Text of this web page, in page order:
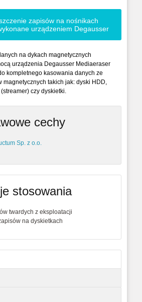
zapisów na nośnikach
urządzeniem Degausser
na dykach magnetycznych
urządzenia Degausser Mediaeraser
kompletnego kasowania danych ze
magnetycznych takich jak: dyski HDD,
czy dyskietki.
cechy
Sp. z o.o.
stosowania
twardych z eksploatacji
na dyskietkach